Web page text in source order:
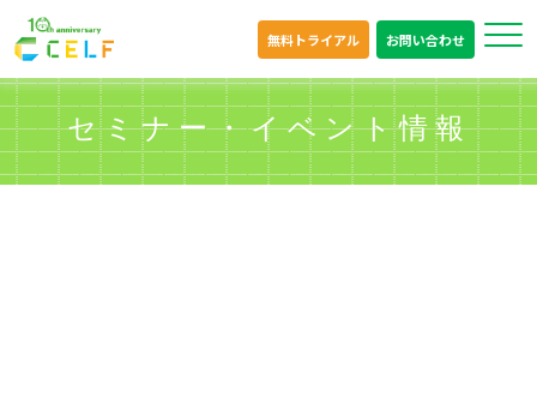
無料トライアル お問い合わせ
セミナー・イベント情報